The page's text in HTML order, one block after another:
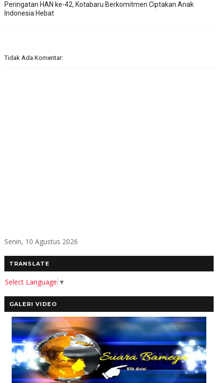
Peringatan HAN ke-42, Kotabaru Berkomitmen Ciptakan Anak
Indonesia Hebat
Tidak Ada Komentar:
Senin, 10 Agustus 2026
TRANSLATE
Select Language ▼
GALERI VIDEO